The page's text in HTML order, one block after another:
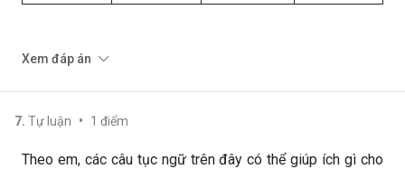
Xem đáp án
7. Tự luận • 1 điểm
Theo em, các câu tục ngữ trên đây có thể giúp ích gì cho